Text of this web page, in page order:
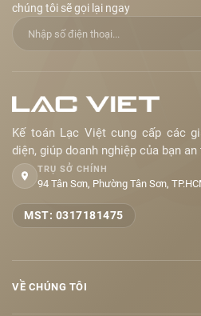
chúng tôi sẽ gọi lại ngay
Kế toán Lạc Việt cung cấp các
diện, giúp doanh nghiệp của bạn
TRỤ SỞ CHÍNH
94 Tân Sơn, Phường Tân Sơn,
MST: 0317181475
VỀ CHÚNG TÔI